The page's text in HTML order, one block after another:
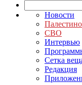
Новости
СВО
Интервью
Сетка
Редакция